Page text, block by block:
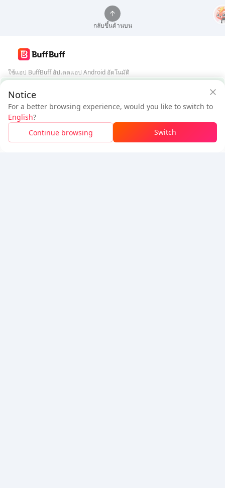
$3.52
ผู้ใช้ใหม่: ลด
$3.76
เข้าสู่ระบบเพื่อรับส่วนลด
Notice
For a better browsing experience, would you like to switch to
English?
Continue browsing
Switch
กลับขึ้นด้านบน
ใช้แอป BuffBuff อัปเดตแอป Android อัตโนมัติ
ติดตามเรา
5% OFF5% OFF